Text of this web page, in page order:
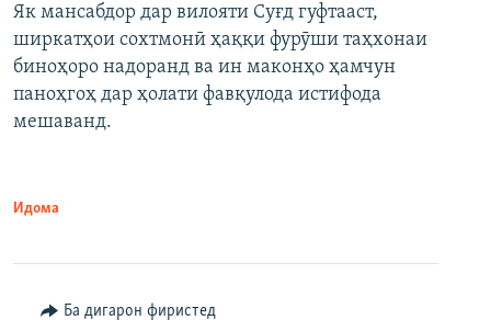
Як мансабдор дар вилояти Суғд гуфтааст,
ширкатҳои сохтмонӣ ҳаққи фурӯши таҳхонаи
биноҳоро надоранд ва ин маконҳо ҳамчун
паноҳгоҳ дар ҳолати фавқулода истифода
мешаванд.
Идома
Ба дигарон фиристед